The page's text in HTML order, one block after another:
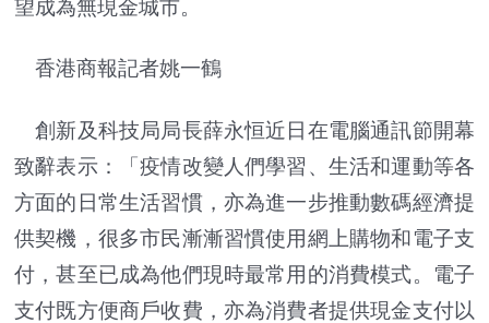
望成為無現金城市。
香港商報記者姚一鶴
創新及科技局局長薛永恒近日在電腦通訊節開幕
致辭表示：「疫情改變人們學習、生活和運動等各
方面的日常生活習慣，亦為進一步推動數碼經濟提
供契機，很多市民漸漸習慣使用網上購物和電子支
付，甚至已成為他們現時最常用的消費模式。電子
支付既方便商戶收費，亦為消費者提供現金支付以